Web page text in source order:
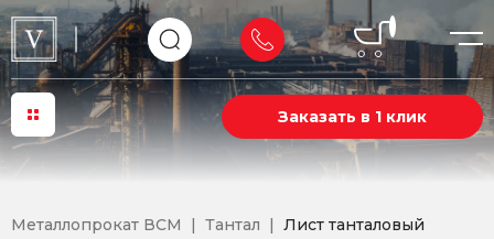
Заказать в 1 клик
Металлопрокат ВСМ Тантал Лист танталовый